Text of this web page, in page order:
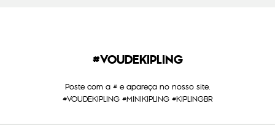
#VOUDEKIPLING
Poste com a # e apareça no nosso site.
#VOUDEKIPLING #MINIKIPLING #KIPLINGBR